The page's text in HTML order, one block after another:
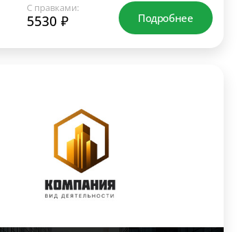
С правками:
5530 ₽ Подробнее